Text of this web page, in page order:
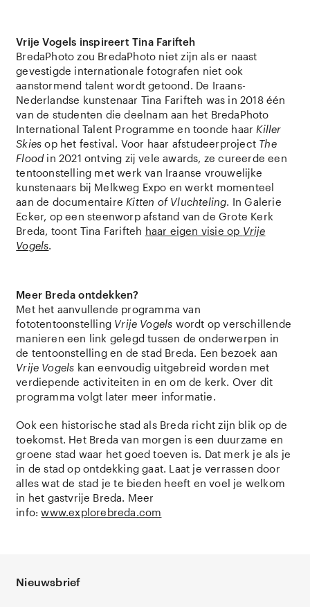
Vrije Vogels inspireert Tina Farifteh
BredaPhoto zou BredaPhoto niet zijn als er naast
gevestigde internationale fotografen niet ook
aanstormend talent wordt getoond. De Iraans-
Nederlandse kunstenaar Tina Farifteh was in 2018 één
van de studenten die deelnam aan het BredaPhoto
International Talent Programme en toonde haar Killer
Skies op het festival. Voor haar afstudeerproject The
Floodin 2021 ontving zij vele awards, ze cureerde een
tentoonstelling met werk van Iraanse vrouwelijke
kunstenaars bij Melkweg Expo en werkt momenteel
aan de documentaire Kitten of Vluchteling. In Galerie
Ecker, op een steenworp afstand van de Grote Kerk
Breda, toont Tina Farifteh haar eigen visie op Vrije
Vogels.
Meer Breda ontdekken?
Met het aanvullende programma van
fototentoonstelling Vrije Vogels wordt op verschillende
manieren een link gelegd tussen de onderwerpen in
de tentoonstelling en de stad Breda. Een bezoek aan
Vrije Vogels kan eenvoudig uitgebreid worden met
verdiepende activiteiten in en om de kerk. Over dit
programma volgt later meer informatie.
Ook een historische stad als Breda richt zijn blik op de
toekomst. Het Breda van morgen is een duurzame en
groene stad waar het goed toeven is. Dat merk je als je
in de stad op ontdekking gaat. Laat je verrassen door
alles wat de stad je te bieden heeft en voel je welkom
in het gastvrije Breda. Meer
info:www.explorebreda.com
Nieuwsbrief